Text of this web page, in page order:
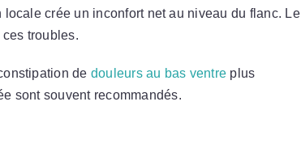
locale crée un inconfort net au niveau du flanc. Le
troubles.
de douleurs au bas ventre plus
sont souvent recommandés.